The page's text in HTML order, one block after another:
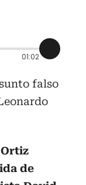
01:02
falso
de